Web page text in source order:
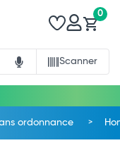
Scanner
0
ordonnance